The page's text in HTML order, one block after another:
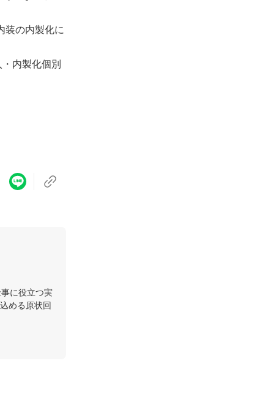
装の内製化に
内製化個別
に役立つ実
める原状回